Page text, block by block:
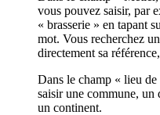
vous pouvez saisir, par
« brasserie » en tapant
mot. Vous recherchez
directement sa
Dans le champ « lieu
saisir une commune, un
un continent.